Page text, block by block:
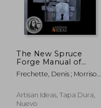
The New Spruce
Forge Manual of
Locksmithing: A
Blacksmith's Guide to
Mechanisms (en
Inglés)
Frechette, Denis ; Morrison,
Artisan Ideas, Tapa Dura,
Nuevo